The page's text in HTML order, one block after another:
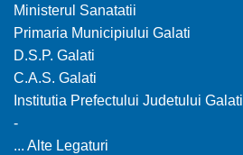
Ministerul Sanatatii
Primaria Municipiului Galati
D.S.P. Galati
C.A.S. Galati
Institutia Prefectului Judetului Galati
-
... Alte Legaturi